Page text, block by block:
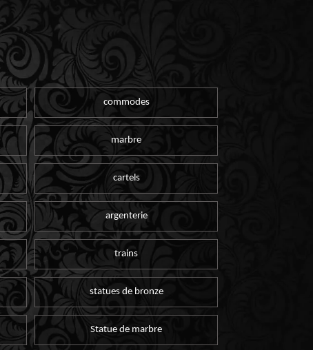
commodes
marbre
cartels
argenterie
trains
statues de bronze
Statue de marbre